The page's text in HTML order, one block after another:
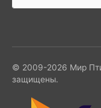
© 2009-2026 Мир
защищены.